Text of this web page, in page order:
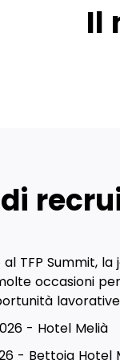
Il
TFP Summit,
occasioni
- Hotel Melià
- Bettoja Hotel